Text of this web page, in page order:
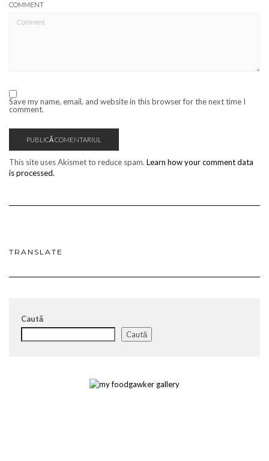
COMMENT
Save my name, email, and website in this browser for the next time I
comment.
This site uses Akismet to reduce spam. Learn how your comment data
is processed.
TRANSLATE
Caută
Caută